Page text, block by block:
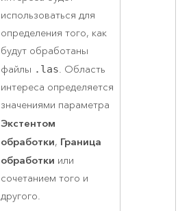
использоваться для
определения того, как
будут обработаны
файлы .las. Область
интереса определяется
значениями параметра
Экстентом
обработки, Граница
обработки или
сочетанием того и
другого.